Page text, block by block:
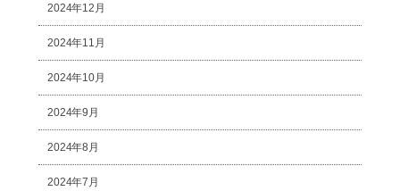
2024年12月
2024年11月
2024年10月
2024年9月
2024年8月
2024年7月